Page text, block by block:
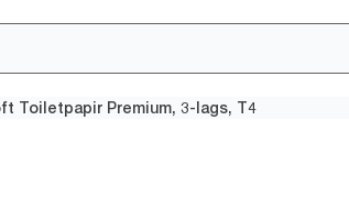
Toiletpapir Premium, 3-lags, T4